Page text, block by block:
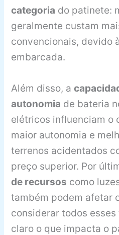
categoria do patinete:
geralmente custam
convencionais, devido
embarcada.
Além disso, a
autonomia de bateria
elétricos influenciam o
maior autonomia e
terrenos acidentados
preço superior. Por
de recursos como
também podem afetar
considerar todos
claro o que impacta o